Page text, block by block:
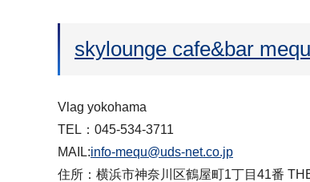
skylounge cafe&bar
Vlag yokohama
TEL：045-534-3711
MAIL:info-mequ@uds-net.co.jp
住所：横浜市神奈川区鶴屋町1丁目41番